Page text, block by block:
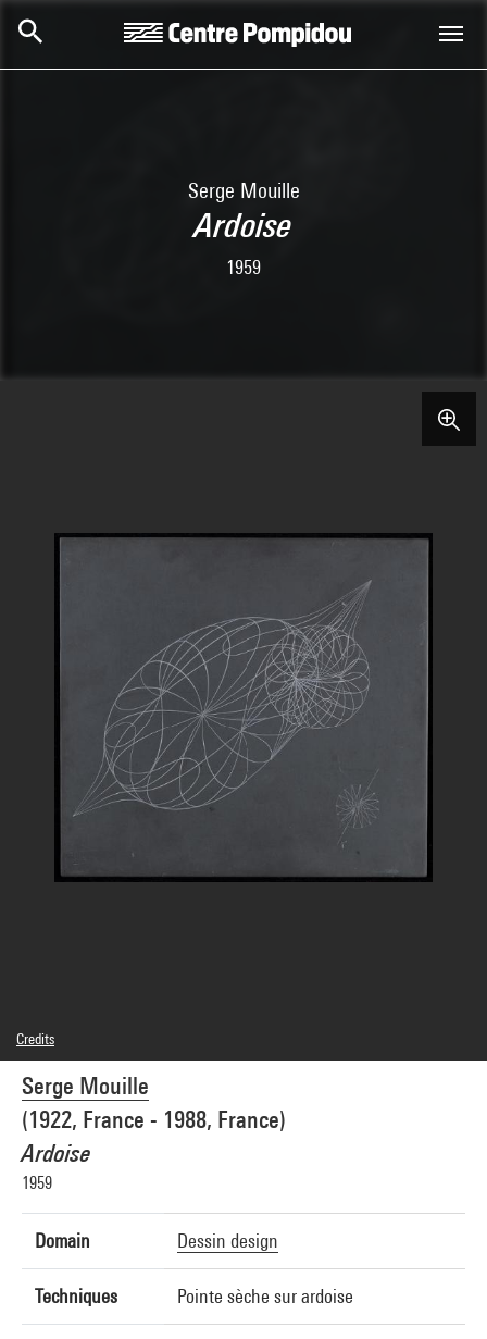
Serge Mouille
Ardoise
1959
Serge Mouille
(1922, France - 1988, France)
Ardoise
1959
Domain Dessin design
Techniques Pointe sèche sur ardoise
Credits
© Adagp, Paris
Photo credits : Centre Pompidou, MNAM-CCI/Georges Meguerditchian/Dist.
GrandPalaisRmn
Image reference : 4N42124
Image presentation :